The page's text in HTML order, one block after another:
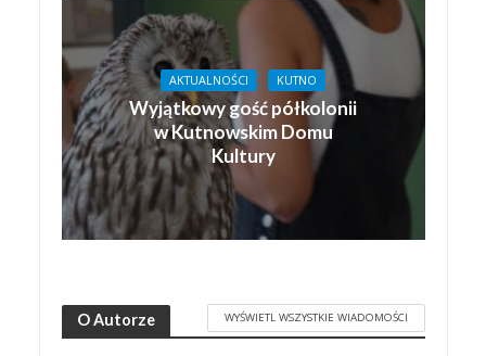
AKTUALNOŚCI KUTNO
Wyjątkowy gość półkolonii
w Kutnowskim Domu
Kultury
O Autorze WYŚWIETL WSZYSTKIE WIADOMOŚCI